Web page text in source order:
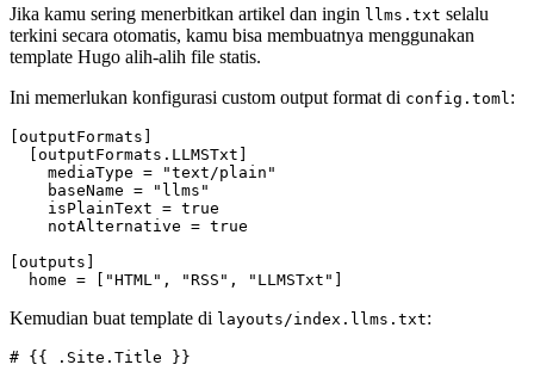
Jika kamu sering menerbitkan artikel dan ingin llms.txt selalu
terkini secara otomatis, kamu bisa membuatnya menggunakan
template Hugo alih-alih file statis.
Ini memerlukan konfigurasi custom output format di config.toml :
outputFormats
outputFormats . LLMSTxt
mediaType =
"text/plain"
baseName =
"llms"
isPlainText = true
notAlternative = true
outputs
home = "HTML" , "RSS" , "LLMSTxt"
Kemudian buat template di layouts/index.llms.txt: